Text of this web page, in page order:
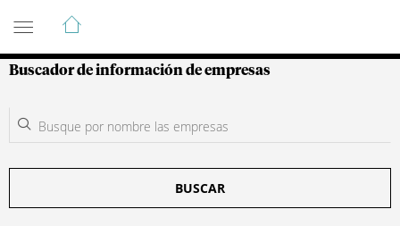
Guía de Empresas Colombianas
Buscador de información de empresas
BUSCAR